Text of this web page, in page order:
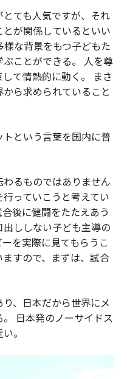
とても人気ですが、それ
が関係しているといい
様な背景をもつ子どもた
ことができる。 人を尊
て情熱的に動く。 まさ
ら求められていること
という言葉を国内に普
わるものではありません
っていこうと考えてい
後に健闘をたたえあう
ししない子ども主導の
を実際に見てもらうこ
すので、まずは、試合
、日本だから世界にメ
日本発のノーサイドス
。